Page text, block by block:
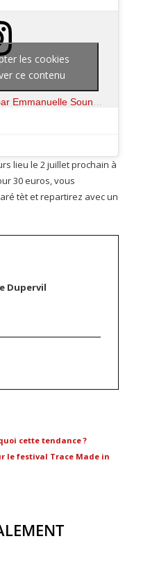
les cookies
ce contenu
lieu le 2 juillet prochain à
30 euros, vous
tèt et repartirez avec un
Dupervil
cette tendance ?
le festival Trace Made in